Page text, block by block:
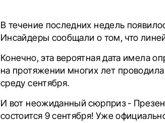
В течение последних недель
Инсайдеры сообщали о том, что
Конечно, эта вероятная дата имела
на протяжении многих лет
среду сентября.
И вот неожиданный сюрприз -
состоится 9 сентября! Уже